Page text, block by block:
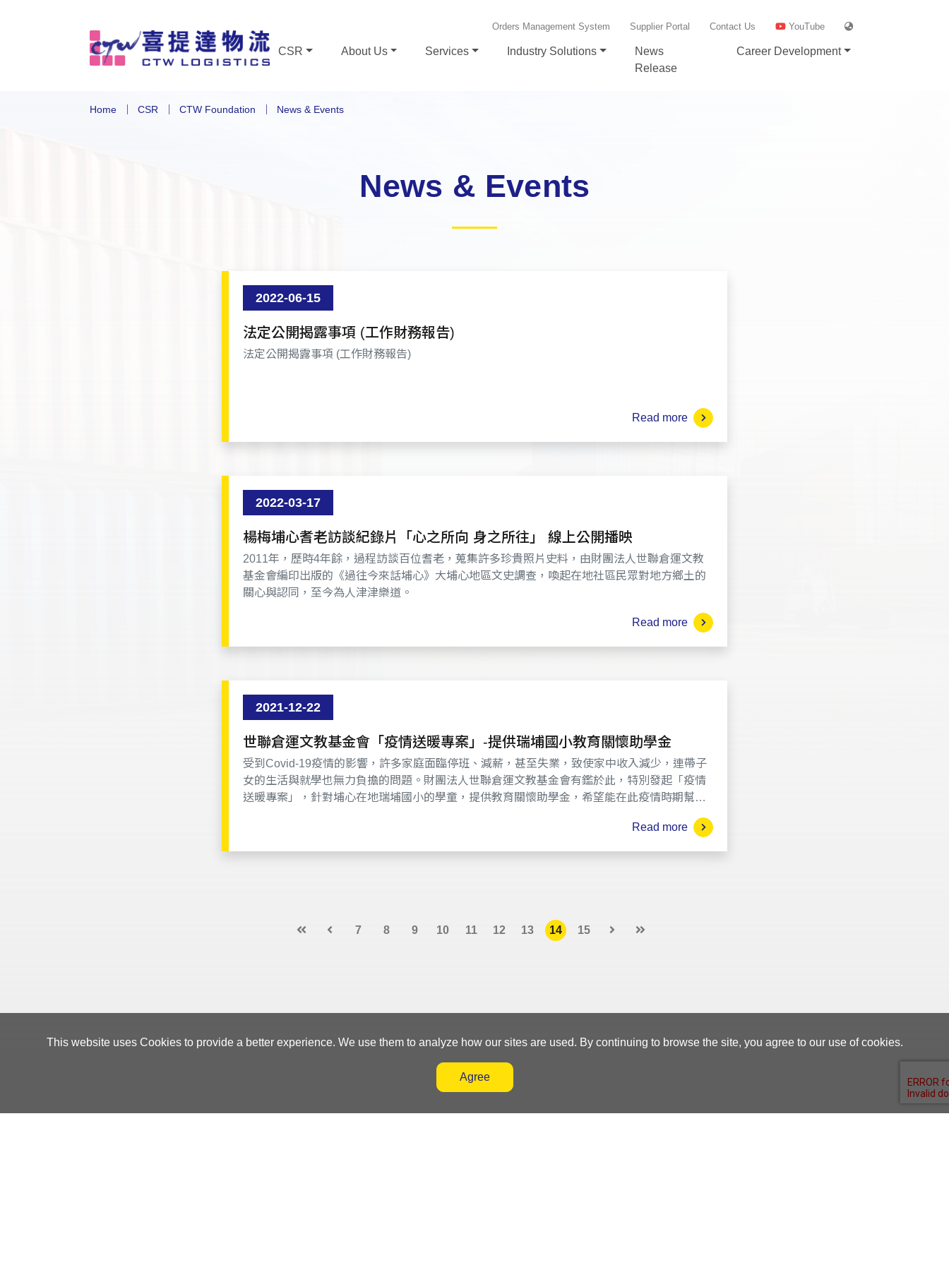
Orders Management System Supplier Portal Contact Us YouTube
CSR About Us Services Industry Solutions
News
Release
Career Development
Home CSR CTW Foundation News & Events
News & Events
2022-06-15
法定公開揭露事項 (工作財務報告)
法定公開揭露事項 (工作財務報告)
Read more
2022-03-17
楊梅埔心耆老訪談紀錄片「心之所向 身之所往」 線上公開播映
2011年，歷時4年餘，過程訪談百位耆老，蒐集許多珍貴照片史料，由財團法人世聯倉運文教
基金會編印出版的《過往今來話埔心》大埔心地區文史調查，喚起在地社區民眾對地方鄉土的
關心與認同，至今為人津津樂道。
Read more
2021-12-22
世聯倉運文教基金會「疫情送暖專案」-提供瑞埔國小教育關懷助學金
受到Covid-19疫情的影響，許多家庭面臨停班、減薪，甚至失業，致使家中收入減少，連帶子
女的生活與就學也無力負擔的問題。財團法人世聯倉運文教基金會有鑑於此，特別發起「疫情
送暖專案」，針對埔心在地瑞埔國小的學童，提供教育關懷助學金，希望能在此疫情時期幫助
Read more
7 8 9 10 11 12 13 14 15
This website uses Cookies to provide a better experience. We use them to analyze how our sites are used. By continuing to browse the site, you agree to our use of cookies.
Agree